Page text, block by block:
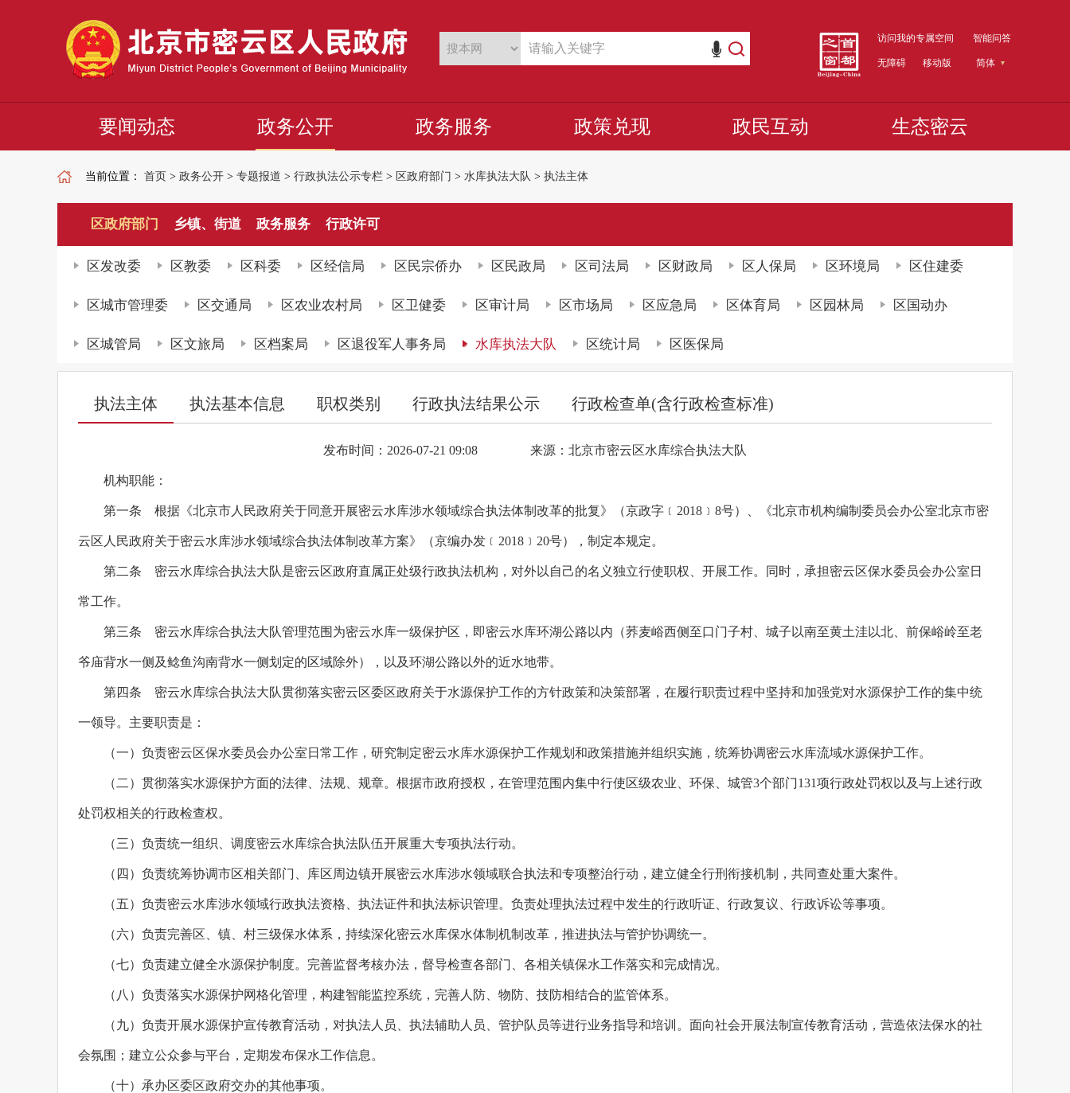
访问我的专属空间 智能问答
无障碍 移动版 简体
要闻动态 政务公开 政务服务 政策兑现 政民互动 生态密云
当前位置： 首页 > 政务公开 > 专题报道 > 行政执法公示专栏 > 区政府部门 > 水库执法大队 > 执法主体
区政府部门 乡镇、街道 政务服务 行政许可
区发改委 区教委 区科委 区经信局 区民宗侨办 区民政局 区司法局 区财政局 区人保局 区环境局 区住建委
区城市管理委 区交通局 区农业农村局 区卫健委 区审计局 区市场局 区应急局 区体育局 区园林局 区国动办
区城管局 区文旅局 区档案局 区退役军人事务局 水库执法大队 区统计局 区医保局
执法主体 执法基本信息 职权类别 行政执法结果公示 行政检查单(含行政检查标准)
发布时间：2026-07-21 09:08 来源：北京市密云区水库综合执法大队
机构职能：
第一条 根据《北京市人民政府关于同意开展密云水库涉水领域综合执法体制改革的批复》（京政字﹝2018﹞8号）、《北京市机构编制委员会办公室北京市密
云区人民政府关于密云水库涉水领域综合执法体制改革方案》（京编办发﹝2018﹞20号），制定本规定。
第二条 密云水库综合执法大队是密云区政府直属正处级行政执法机构，对外以自己的名义独立行使职权、开展工作。同时，承担密云区保水委员会办公室日
常工作。
第三条 密云水库综合执法大队管理范围为密云水库一级保护区，即密云水库环湖公路以内（荞麦峪西侧至口门子村、城子以南至黄土洼以北、前保峪岭至老
爷庙背水一侧及鲶鱼沟南背水一侧划定的区域除外），以及环湖公路以外的近水地带。
第四条 密云水库综合执法大队贯彻落实密云区委区政府关于水源保护工作的方针政策和决策部署，在履行职责过程中坚持和加强党对水源保护工作的集中统
一领导。主要职责是：
（一）负责密云区保水委员会办公室日常工作，研究制定密云水库水源保护工作规划和政策措施并组织实施，统筹协调密云水库流域水源保护工作。
（二）贯彻落实水源保护方面的法律、法规、规章。根据市政府授权，在管理范围内集中行使区级农业、环保、城管3个部门131项行政处罚权以及与上述行政
处罚权相关的行政检查权。
（三）负责统一组织、调度密云水库综合执法队伍开展重大专项执法行动。
（四）负责统筹协调市区相关部门、库区周边镇开展密云水库涉水领域联合执法和专项整治行动，建立健全行刑衔接机制，共同查处重大案件。
（五）负责密云水库涉水领域行政执法资格、执法证件和执法标识管理。负责处理执法过程中发生的行政听证、行政复议、行政诉讼等事项。
（六）负责完善区、镇、村三级保水体系，持续深化密云水库保水体制机制改革，推进执法与管护协调统一。
（七）负责建立健全水源保护制度。完善监督考核办法，督导检查各部门、各相关镇保水工作落实和完成情况。
（八）负责落实水源保护网格化管理，构建智能监控系统，完善人防、物防、技防相结合的监管体系。
（九）负责开展水源保护宣传教育活动，对执法人员、执法辅助人员、管护队员等进行业务指导和培训。面向社会开展法制宣传教育活动，营造依法保水的社
会氛围；建立公众参与平台，定期发布保水工作信息。
（十）承办区委区政府交办的其他事项。